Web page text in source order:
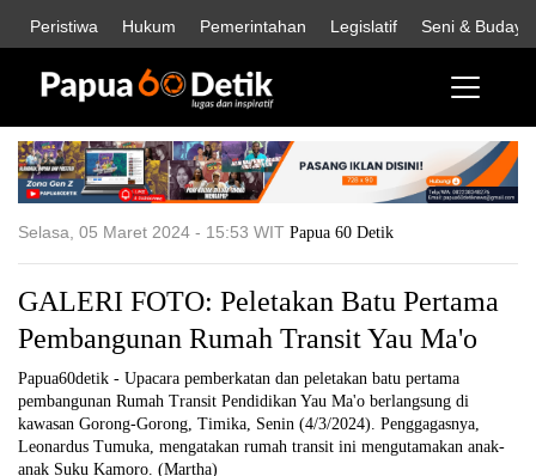
Peristiwa Hukum Pemerintahan Legislatif Seni & Budaya
Selasa, 05 Maret 2024 - 15:53 WIT Papua 60 Detik
GALERI FOTO: Peletakan Batu Pertama
Pembangunan Rumah Transit Yau Ma'o
Papua60detik - Upacara pemberkatan dan peletakan batu pertama
pembangunan Rumah Transit Pendidikan Yau Ma'o berlangsung di
kawasan Gorong-Gorong, Timika, Senin (4/3/2024). Penggagasnya,
Leonardus Tumuka, mengatakan rumah transit ini mengutamakan anak-
anak Suku Kamoro. (Martha)